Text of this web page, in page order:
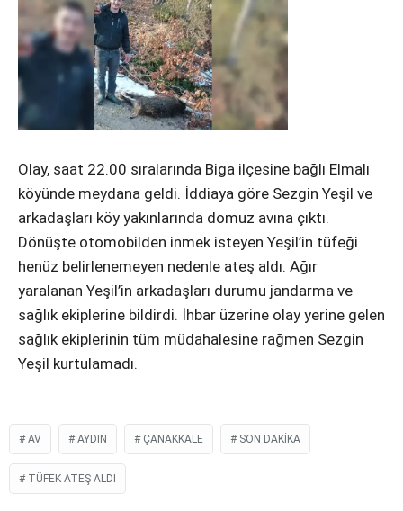
Facebook
Instagram
Youtube
Olay, saat 22.00 sıralarında Biga ilçesine bağlı Elmalı
köyünde meydana geldi. İddiaya göre Sezgin Yeşil ve
arkadaşları köy yakınlarında domuz avına çıktı.
Dönüşte otomobilden inmek isteyen Yeşil’in tüfeği
henüz belirlenemeyen nedenle ateş aldı. Ağır
yaralanan Yeşil’in arkadaşları durumu jandarma ve
sağlık ekiplerine bildirdi. İhbar üzerine olay yerine gelen
sağlık ekiplerinin tüm müdahalesine rağmen Sezgin
Yeşil kurtulamadı.
AV AYDIN ÇANAKKALE SON DAKIKA
TÜFEK ATEŞ ALDI